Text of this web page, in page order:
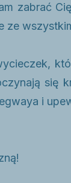
zabrać
ze
się
i